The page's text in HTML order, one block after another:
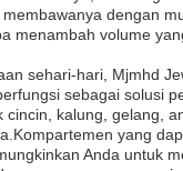
dengan
menambah volume
sehari-hari, Mjmhd
sebagai solusi
cincin, kalung, gelang,
yang
Anda untuk